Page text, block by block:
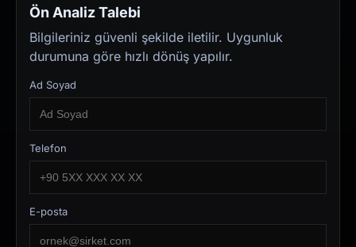
Ön Analiz Talebi
Bilgileriniz güvenli şekilde iletilir. Uygunluk
durumuna göre hızlı dönüş yapılır.
Ad Soyad
Telefon
E-posta